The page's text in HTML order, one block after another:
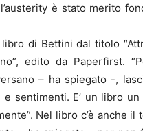
è stato merito
libro di Bettini dal titolo
edito da Paperfirst.
– ha spiegato -,
sentimenti. E’ un libro
Nel libro c’è anche